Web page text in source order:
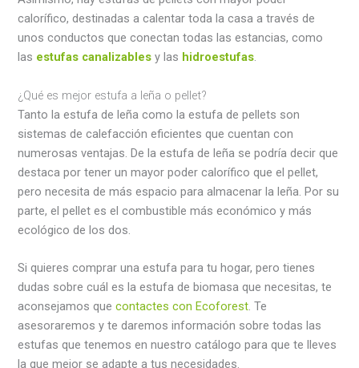
calorífico, destinadas a calentar toda la casa a través de
unos conductos que conectan todas las estancias, como
las estufas canalizables y las hidroestufas.
¿Qué es mejor estufa a leña o pellet?
Tanto la estufa de leña como la estufa de pellets son
sistemas de calefacción eficientes que cuentan con
numerosas ventajas. De la estufa de leña se podría decir que
destaca por tener un mayor poder calorífico que el pellet,
pero necesita de más espacio para almacenar la leña. Por su
parte, el pellet es el combustible más económico y más
ecológico de los dos.
Si quieres comprar una estufa para tu hogar, pero tienes
dudas sobre cuál es la estufa de biomasa que necesitas, te
aconsejamos quecontactes con Ecoforest. Te
asesoraremos y te daremos información sobre todas las
estufas que tenemos en nuestro catálogo para que te lleves
la que mejor se adapte a tus necesidades.